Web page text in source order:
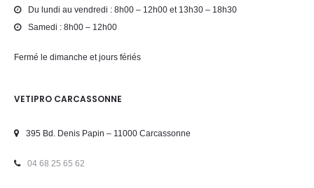
Du lundi au vendredi : 8h00 – 12h00 et 13h30 – 18h30
Samedi : 8h00 – 12h00
Fermé le dimanche et jours fériés
VETIPRO CARCASSONNE
395 Bd. Denis Papin – 11000 Carcassonne
04 68 25 65 62